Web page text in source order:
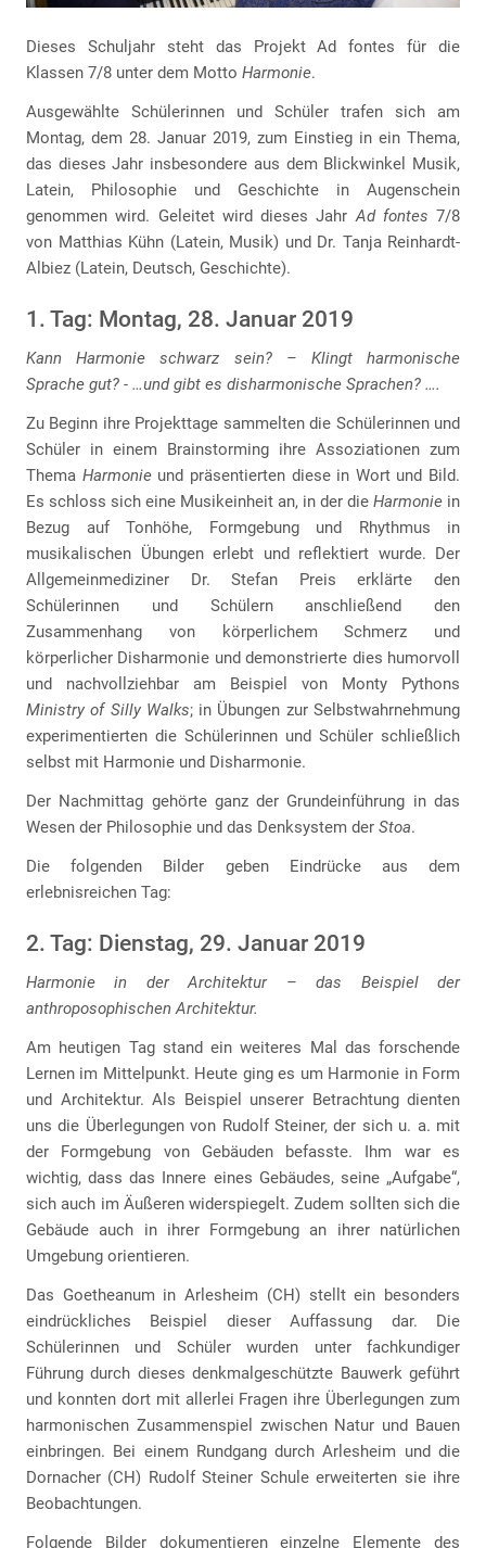
Dieses Schuljahr steht das Projekt Ad fontes für die
Klassen 7/8 unter dem Motto Harmonie.
Ausgewählte Schülerinnen und Schüler trafen sich am
Montag, dem 28. Januar 2019, zum Einstieg in ein Thema,
das dieses Jahr insbesondere aus dem Blickwinkel Musik,
Latein, Philosophie und Geschichte in Augenschein
genommen wird. Geleitet wird dieses JahrAd fontes 7/8
von Matthias Kühn (Latein, Musik) und Dr. Tanja Reinhardt-
Albiez (Latein, Deutsch, Geschichte).
1. Tag: Montag, 28. Januar 2019
Kann Harmonie schwarz sein? – Klingt harmonische
Sprache gut? - …und gibt es disharmonische Sprachen? ….
Zu Beginn ihre Projekttage sammelten die Schülerinnen und
Schüler in einem Brainstorming ihre Assoziationen zum
Thema Harmonieund präsentierten diese in Wort und Bild.
Es schloss sich eine Musikeinheit an, in der die Harmonie in
Bezug auf Tonhöhe, Formgebung und Rhythmus in
musikalischen Übungen erlebt und reflektiert wurde. Der
Allgemeinmediziner Dr. Stefan Preis erklärte den
Schülerinnen und Schülern anschließend den
Zusammenhang von körperlichem Schmerz und
körperlicher Disharmonie und demonstrierte dies humorvoll
und nachvollziehbar am Beispiel von Monty Pythons
Ministry of Silly Walks; in Übungen zur Selbstwahrnehmung
experimentierten die Schülerinnen und Schüler schließlich
selbst mit Harmonie und Disharmonie.
Der Nachmittag gehörte ganz der Grundeinführung in das
Wesen der Philosophie und das Denksystem der Stoa.
Die folgenden Bilder geben Eindrücke aus dem
erlebnisreichen Tag:
2. Tag: Dienstag, 29. Januar 2019
Harmonie in der Architektur – das Beispiel der
anthroposophischen Architektur.
Am heutigen Tag stand ein weiteres Mal das forschende
Lernen im Mittelpunkt. Heute ging es um Harmonie in Form
und Architektur. Als Beispiel unserer Betrachtung dienten
uns die Überlegungen von Rudolf Steiner, der sich u. a. mit
der Formgebung von Gebäuden befasste. Ihm war es
wichtig, dass das Innere eines Gebäudes, seine „Aufgabe“,
sich auch im Äußeren widerspiegelt. Zudem sollten sich die
Gebäude auch in ihrer Formgebung an ihrer natürlichen
Umgebung orientieren.
Das Goetheanum in Arlesheim (CH) stellt ein besonders
eindrückliches Beispiel dieser Auffassung dar. Die
Schülerinnen und Schüler wurden unter fachkundiger
Führung durch dieses denkmalgeschützte Bauwerk geführt
und konnten dort mit allerlei Fragen ihre Überlegungen zum
harmonischen Zusammenspiel zwischen Natur und Bauen
einbringen. Bei einem Rundgang durch Arlesheim und die
Dornacher (CH) Rudolf Steiner Schule erweiterten sie ihre
Beobachtungen.
Folgende Bilder dokumentieren einzelne Elemente des